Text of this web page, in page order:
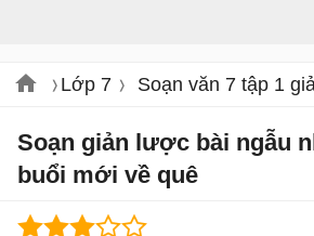
Lớp 7 Soạn văn 7 tập 1
Soạn giản lược bài ngẫu
buổi mới về quê